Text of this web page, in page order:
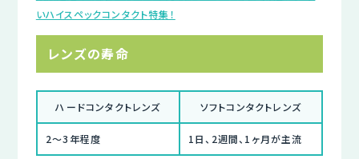
いハイスペックコンタクト特集！
レンズの寿命
ハードコンタクトレンズ ソフトコンタクトレンズ
2〜3年程度 1日、2週間、1ヶ月が主流